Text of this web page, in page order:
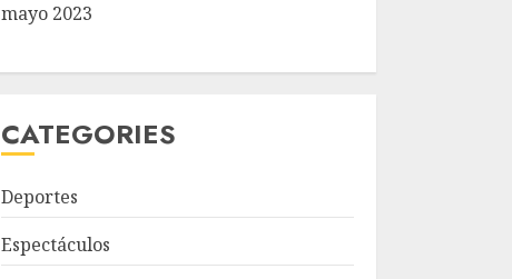
mayo 2023
CATEGORIES
Deportes
Espectáculos